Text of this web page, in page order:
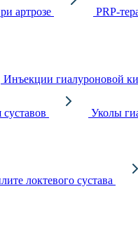
артрозе PRP-
Инъекции гиалуроновой
Уколы
локтевого сустава